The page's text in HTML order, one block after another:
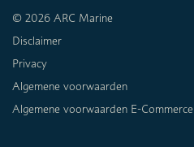
© 2026 ARC Marine
Disclaimer
Privacy
Algemene voorwaarden
Algemene voorwaarden E-Commerce